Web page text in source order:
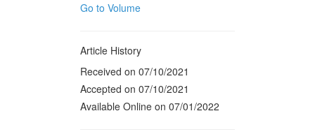
Go to Volume
Article History
Received on 07/10/2021
Accepted on 07/10/2021
Available Online on 07/01/2022